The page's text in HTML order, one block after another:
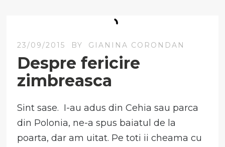
23/09/2015 BY GIANINA CORONDAN
Despre fericire
zimbreasca
Sint sase. I-au adus din Cehia sau parca
din Polonia, ne-a spus baiatul de la
poarta, dar am uitat. Pe toti ii cheama cu